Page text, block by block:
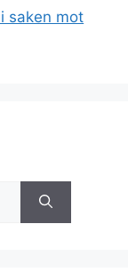
saken mot